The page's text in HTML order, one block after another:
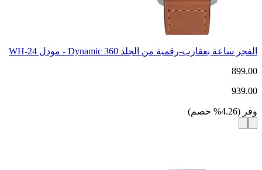
الفجر ساعة بعقارب-رقمية من الجلد Dynamic 360 - مودل WH-24
899.00
939.00
وفر (
4.26
% خصم)